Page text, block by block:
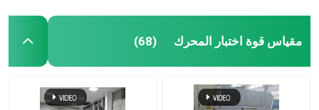
منضدة اختبار المحرك
مقياس قوة اختبار المحرك (68)